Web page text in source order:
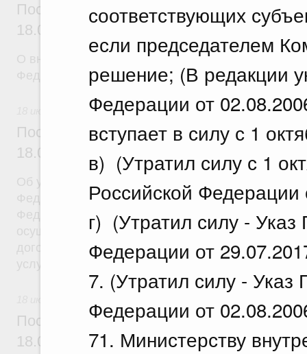
соответствующих
если председателем
решение; (В редакции
Федерации от
вступает в силу с 1
в) (Утратил силу с 1
Российской
г) (Утратил силу -
Федерации от
7. (Утратил силу - Указ
Федерации от
71. Министерству
Постановление Правительства
18.07.2026 г. № 909
О внесении изменения в постановление
Федерации от 17 февраля 2024 г. № 179
Постановление Правительства
18.07.2026 г. № 908
Об утверждении Правил уведомления частным
Федеральной службы войск национальной
Федерации (территориального органа),
осуществление частной детективной
договора на оказание сыскных услуг и об
Постановление Правительства
18.07.2026 г. № 910